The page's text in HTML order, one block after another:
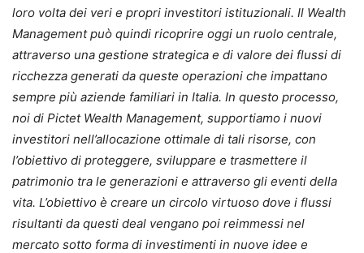
loro volta dei veri e propri investitori istituzionali. Il Wealth
Management può quindi ricoprire oggi un ruolo centrale,
attraverso una gestione strategica e di valore dei flussi di
ricchezza generati da queste operazioni che impattano
sempre più aziende familiari in Italia. In questo processo,
noi di Pictet Wealth Management, supportiamo i nuovi
investitori nell’allocazione ottimale di tali risorse, con
l’obiettivo di proteggere, sviluppare e trasmettere il
patrimonio tra le generazioni e attraverso gli eventi della
vita. L’obiettivo è creare un circolo virtuoso dove i flussi
risultanti da questi deal vengano poi reimmessi nel
mercato sotto forma di investimenti in nuove idee e